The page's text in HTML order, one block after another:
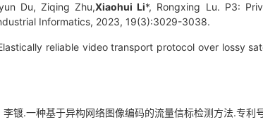
Du, Ziqing Zhu,Xiaohui Li*, Rongxing Lu. P3:
Informatics, 2023, 19(3):3029-3038.
reliable video transport protocol over lossy
李镀.一种基于异构网络图像编码的流量信标检测方法.专